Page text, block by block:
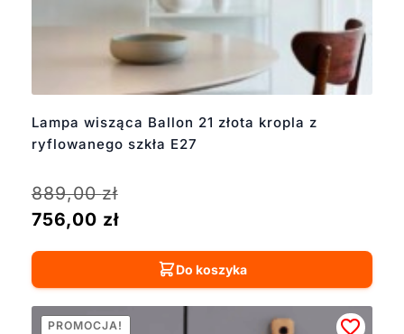
Lampa wisząca Ballon 21 złota kropla z
ryflowanego szkła E27
889,00zł
756,00 zł
Do koszyka
PROMOCJA!